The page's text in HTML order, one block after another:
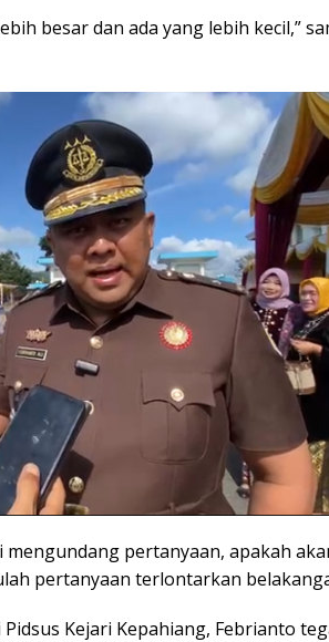
besar dan ada yang lebih kecil,”
pertanyaan, apakah
pertanyaan terlontarkan
Kejari Kepahiang, Febrianto